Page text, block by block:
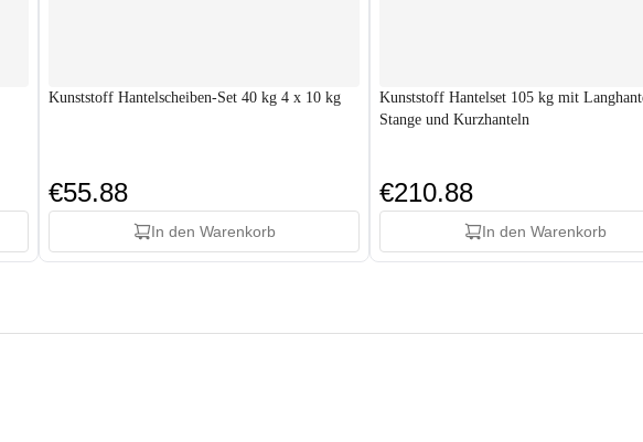
Kunststoff Hantelscheiben-Set 40 kg 4 x 10 kg
€55.88
In den Warenkorb
Kunststoff Hantelset 105 kg mit
Stange und Kurzhanteln
€210.88
In den Warenkorb